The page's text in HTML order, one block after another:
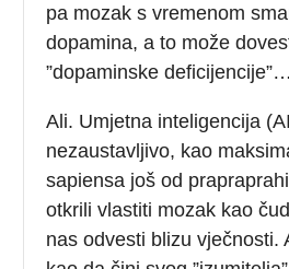
pa mozak s vremenom
dopamina, a to može
”dopaminske deficijencije”…
Ali. Umjetna inteligencija
nezaustavljivo, kao
sapiensa još od
otkrili vlastiti mozak kao
nas odvesti blizu vječnosti.